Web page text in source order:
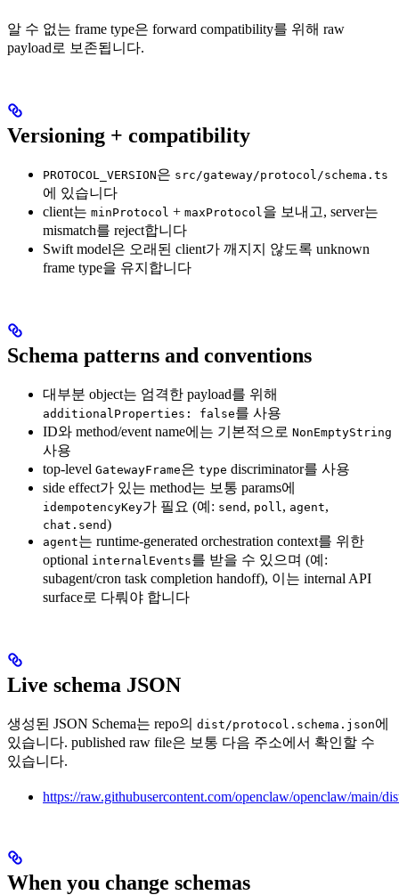
알 수 없는 frame type은 forward compatibility를 위해 raw
payload로 보존됩니다.
Versioning + compatibility
PROTOCOL_VERSION은 src/gateway/protocol/schema.ts
에 있습니다
client는 minProtocol + maxProtocol을 보내고, server는
mismatch를 reject합니다
Swift model은 오래된 client가 깨지지 않도록 unknown
frame type을 유지합니다
Schema patterns and conventions
대부분 object는 엄격한 payload를 위해
additionalProperties: false를 사용
ID와 method/event name에는 기본적으로 NonEmptyString
사용
top-level GatewayFrame은 type discriminator를 사용
side effect가 있는 method는 보통 params에
idempotencyKey가 필요 (예: send , poll , agent,
chat.send)
agent는 runtime-generated orchestration context를 위한
optional internalEvents를 받을 수 있으며 (예:
subagent/cron task completion handoff), 이는 internal API
surface로 다뤄야 합니다
Live schema JSON
생성된 JSON Schema는 repo의 dist/protocol.schema.json에
있습니다. published raw file은 보통 다음 주소에서 확인할 수
있습니다.
https://raw.githubusercontent.com/openclaw/openclaw/main/
When you change schemas